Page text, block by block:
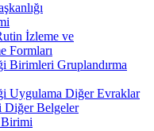
İzleme ve
Formları
Birimleri Gruplandırma
Uygulama Diğer Evraklar
Belgeler
Birimi